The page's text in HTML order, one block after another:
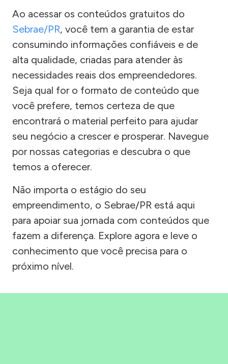
Ao acessar os conteúdos gratuitos do
Sebrae/PR, você tem a garantia de estar
consumindo informações confiáveis e de
alta qualidade, criadas para atender às
necessidades reais dos empreendedores.
Seja qual for o formato de conteúdo que
você prefere, temos certeza de que
encontrará o material perfeito para ajudar
seu negócio a crescer e prosperar. Navegue
por nossas categorias e descubra o que
temos a oferecer.
Não importa o estágio do seu
empreendimento, o Sebrae/PR está aqui
para apoiar sua jornada com conteúdos que
fazem a diferença. Explore agora e leve o
conhecimento que você precisa para o
próximo nível.